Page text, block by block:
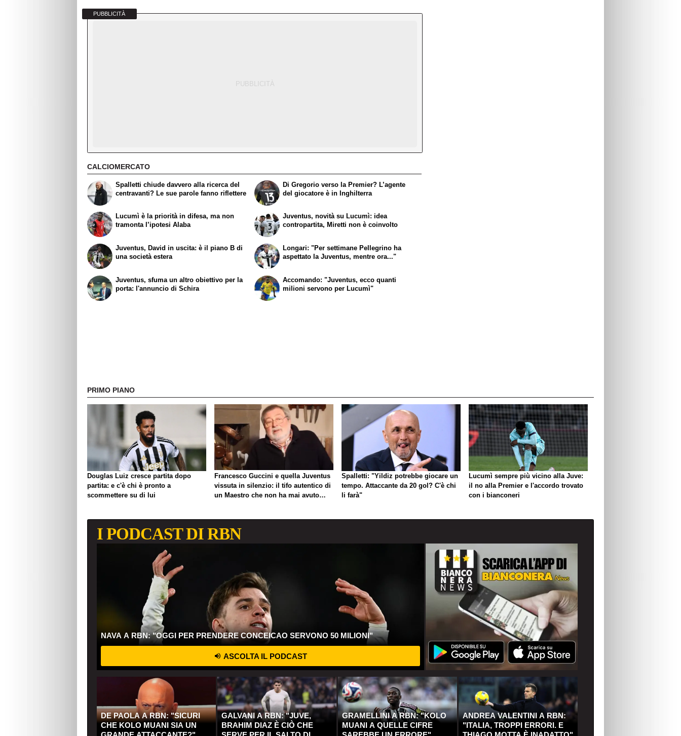
PUBBLICITÀ
CALCIOMERCATO
Spalletti chiude davvero alla ricerca del
centravanti? Le sue parole fanno riflettere
Lucumì è la priorità in difesa, ma non
tramonta l’ipotesi Alaba
Di Gregorio verso la Premier? L’agente
del giocatore è in Inghilterra
Juventus, novità su Lucumì: idea
contropartita, Miretti non è coinvolto
Juventus, David in uscita: è il piano B di
una società estera
Juventus, sfuma un altro obiettivo per la
porta: l'annuncio di Schira
Longari: "Per settimane Pellegrino ha
aspettato la Juventus, mentre ora..."
Accomando: "Juventus, ecco quanti
milioni servono per Lucumì"
PRIMO PIANO
Douglas Luiz cresce partita dopo
partita: e c'è chi è pronto a
scommettere su di lui
Francesco Guccini e quella Juventus
vissuta in silenzio: il tifo autentico di
un Maestro che non ha mai avuto
Spalletti: "Yildiz potrebbe giocare un
tempo. Attaccante da 20 gol? C'è chi
li farà"
Lucumì sempre più vicino alla Juve:
il no alla Premier e l'accordo trovato
con i bianconeri
I PODCAST DI RBN
NAVA A RBN: "OGGI PER PRENDERE CONCEICAO SERVONO 50 MILIONI"
ASCOLTA IL PODCAST
DE PAOLA A RBN: "SICURI
CHE KOLO MUANI SIA UN
GALVANI A RBN: "JUVE,
BRAHIM DIAZ È CIÒ CHE
GRAMELLINI A RBN: "KOLO
MUANI A QUELLE CIFRE
ANDREA VALENTINI A RBN:
"ITALIA, TROPPI ERRORI. E